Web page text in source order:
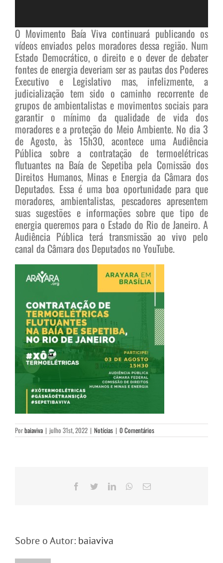
O Movimento Baía Viva continuará publicando os
vídeos enviados pelos moradores dessa região. Num
Estado Democrático, o direito e o dever de debater
fontes de energia deveriam ser as pautas dos Poderes
Executivo e Legislativo mas, infelizmente, a
judicialização tem sido o caminho recorrente de
grupos de ambientalistas e movimentos sociais para
garantir o mínimo da qualidade de vida dos
moradores e a proteção do Meio Ambiente. No dia 3
de Agosto, às 15h30, acontece uma Audiência
Pública sobre a contratação de termoelétricas
flutuantes na Baía de Sepetiba pela Comissão dos
Direitos Humanos, Minas e Energia da Câmara dos
Deputados. Essa é uma boa oportunidade para que
moradores, ambientalistas, pescadores apresentem
suas sugestões e informações sobre que tipo de
energia queremos para o Estado do Rio de Janeiro. A
Audiência Pública terá transmissão ao vivo pelo
canal da Câmara dos Deputados no YouTube.
Porbaiaviva | julho 31st, 2022 | Notícias | 0 Comentários
Facebook
TwitterLinkedInWhatsApp
E-
Sobre o Autor: baiaviva